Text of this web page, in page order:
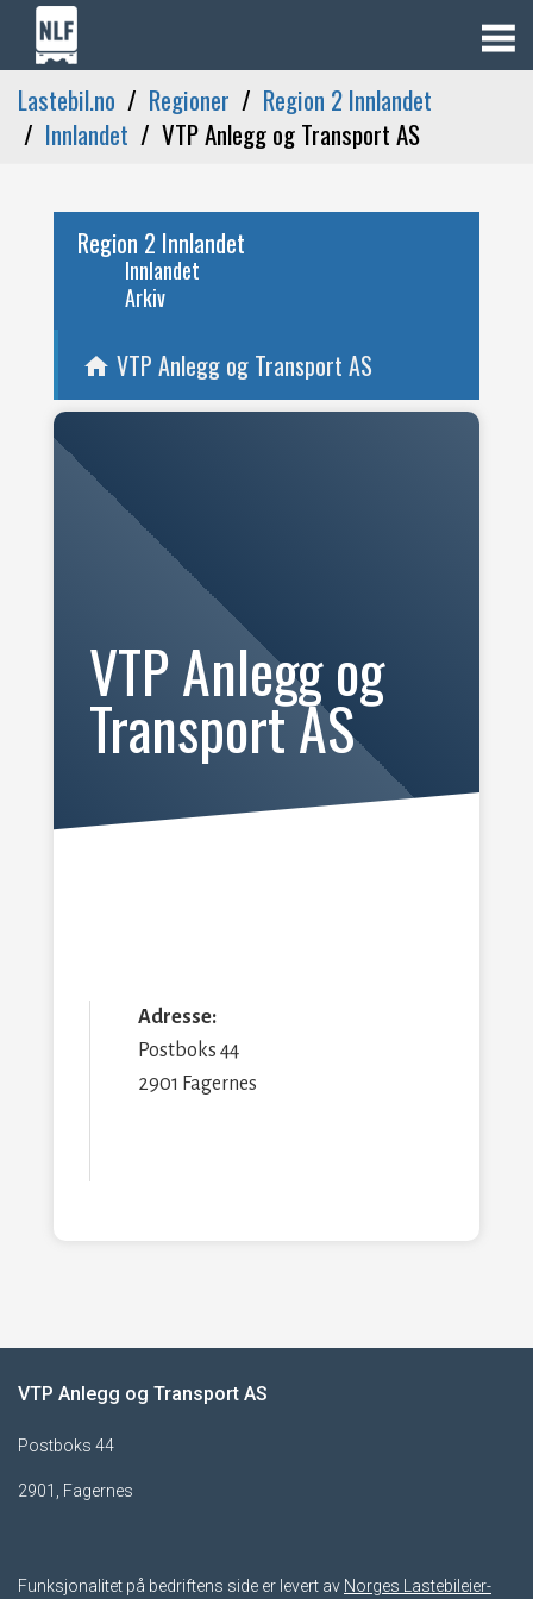
Lastebil.no Regioner
Region 2 Innlandet
Innlandet
VTP Anlegg og Transport AS
Region 2 Innlandet
Innlandet
Arkiv
home VTP Anlegg og Transport AS
VTP Anlegg og
Transport AS
Adresse:
Postboks 44
2901 Fagernes
VTP Anlegg og Transport AS
Postboks 44
2901, Fagernes
Funksjonalitet på bedriftens side er levert av Norges Lastebileier-